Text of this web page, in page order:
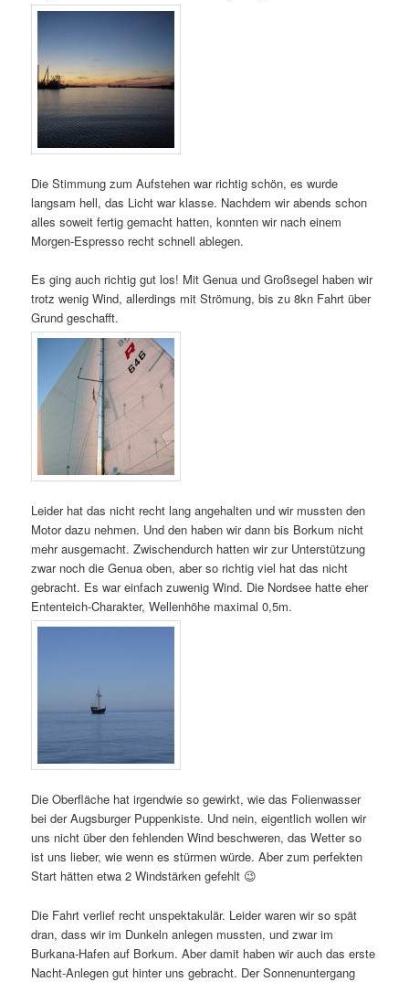
Die Stimmung zum Aufstehen war richtig schön, es wurde
langsam hell, das Licht war klasse. Nachdem wir abends schon
alles soweit fertig gemacht hatten, konnten wir nach einem
Morgen-Espresso recht schnell ablegen.
Es ging auch richtig gut los! Mit Genua und Großsegel haben wir
trotz wenig Wind, allerdings mit Strömung, bis zu 8kn Fahrt über
Grund geschafft.
Leider hat das nicht recht lang angehalten und wir mussten den
Motor dazu nehmen. Und den haben wir dann bis Borkum nicht
mehr ausgemacht. Zwischendurch hatten wir zur Unterstützung
zwar noch die Genua oben, aber so richtig viel hat das nicht
gebracht. Es war einfach zuwenig Wind. Die Nordsee hatte eher
Ententeich-Charakter, Wellenhöhe maximal 0,5m.
Die Oberfläche hat irgendwie so gewirkt, wie das Folienwasser
bei der Augsburger Puppenkiste. Und nein, eigentlich wollen wir
uns nicht über den fehlenden Wind beschweren, das Wetter so
ist uns lieber, wie wenn es stürmen würde. Aber zum perfekten
Start hätten etwa 2 Windstärken gefehlt 😉
Die Fahrt verlief recht unspektakulär. Leider waren wir so spät
dran, dass wir im Dunkeln anlegen mussten, und zwar im
Burkana-Hafen auf Borkum. Aber damit haben wir auch das erste
Nacht-Anlegen gut hinter uns gebracht. Der Sonnenuntergang